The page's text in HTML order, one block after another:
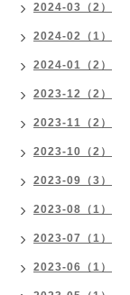
2024-03（2）
2024-02（1）
2024-01（2）
2023-12（2）
2023-11（2）
2023-10（2）
2023-09（3）
2023-08（1）
2023-07（1）
2023-06（1）